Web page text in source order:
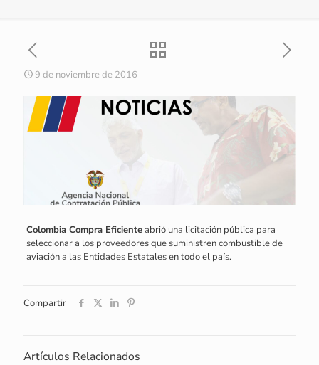
9 de noviembre de 2016
Colombia Compra Eficienteabrió una licitación pública para
seleccionar a los proveedores que suministren combustible de
aviación a las Entidades Estatales en todo el país.
Compartir
Artículos Relacionados